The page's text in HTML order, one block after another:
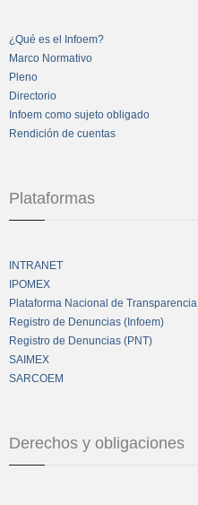
¿Qué es el Infoem?
Marco Normativo
Pleno
Directorio
Infoem como sujeto obligado
Rendición de cuentas
Plataformas
INTRANET
IPOMEX
Plataforma Nacional de Transparencia
Registro de Denuncias (Infoem)
Registro de Denuncias (PNT)
SAIMEX
SARCOEM
Derechos y obligaciones